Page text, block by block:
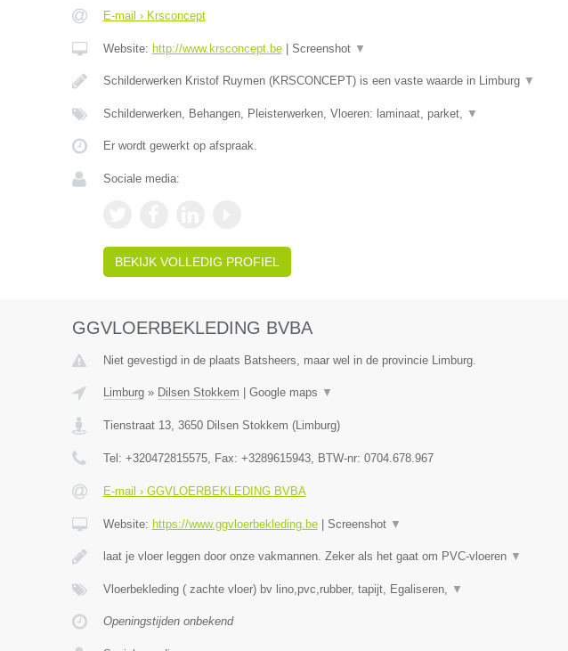
E-mail › Krsconcept
Website: http://www.krsconcept.be| Screenshot ▼
Schilderwerken Kristof Ruymen (KRSCONCEPT) is een vaste waarde in Limburg ▼
Schilderwerken, Behangen, Pleisterwerken, Vloeren: laminaat, parket, ▼
Er wordt gewerkt op afspraak.
Sociale media:
BEKIJK VOLLEDIG PROFIEL
GGVLOERBEKLEDING BVBA
Niet gevestigd in de plaats Batsheers, maar wel in de provincie Limburg.
Limburg» Dilsen Stokkem Google maps ▼
Tienstraat 13, 3650 Dilsen Stokkem (Limburg)
Tel: +320472815575, Fax: +3289615943, BTW-nr: 0704.678.967
E-mail › GGVLOERBEKLEDING BVBA
Website: https://www.ggvloerbekleding.be| Screenshot ▼
laat je vloer leggen door onze vakmannen. Zeker als het gaat om PVC-vloeren ▼
Vloerbekleding ( zachte vloer) bv lino,pvc,rubber, tapijt, Egaliseren, ▼
Openingstijden onbekend